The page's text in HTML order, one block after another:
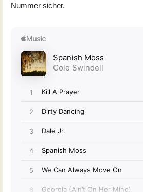
Nummer sicher.